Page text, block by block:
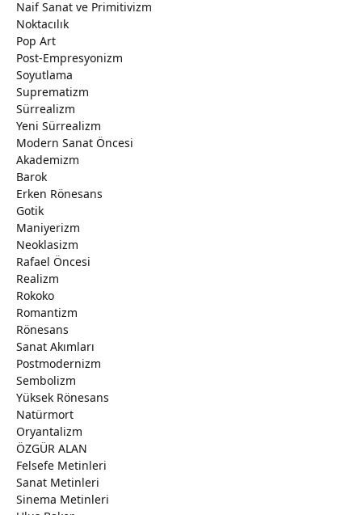
Naif Sanat ve Primitivizm
Noktacılık
Pop Art
Post-Empresyonizm
Soyutlama
Suprematizm
Sürrealizm
Yeni Sürrealizm
Modern Sanat Öncesi
Akademizm
Barok
Erken Rönesans
Gotik
Maniyerizm
Neoklasizm
Rafael Öncesi
Realizm
Rokoko
Romantizm
Rönesans
Sanat Akımları
Postmodernizm
Sembolizm
Yüksek Rönesans
Natürmort
Oryantalizm
ÖZGÜR ALAN
Felsefe Metinleri
Sanat Metinleri
Sinema Metinleri